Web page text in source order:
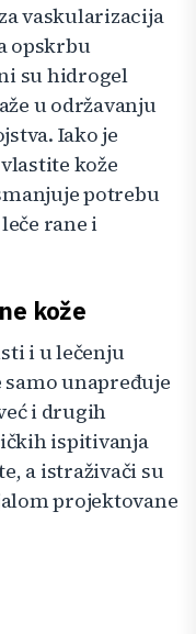
vaskularizacija
opskrbu
su hidrogel
u održavanju
Iako je
kože
potrebu
rane i
kože
i u lečenju
unapređuje
i drugih
ispitivanja
a istraživači su
projektovane